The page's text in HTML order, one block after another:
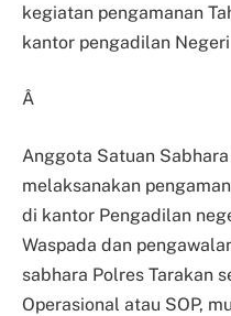
kegiatan pengamanan
kantor pengadilan Negeri
Â
Anggota Satuan
melaksanakan
di kantor Pengadilan
Waspada dan
sabhara Polres Tarakan
Operasional atau SOP,